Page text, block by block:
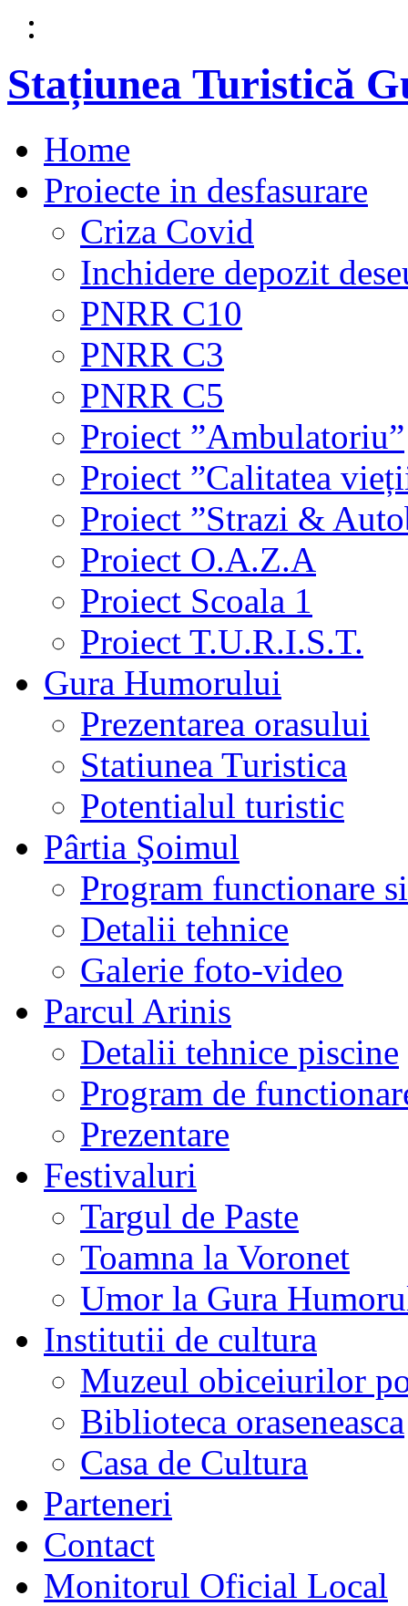
Stațiunea Turistică
Home
Proiecte in desfasurare
Criza Covid
Inchidere depozit
PNRR C10
PNRR C3
PNRR C5
Proiect ”Ambulatoriu”
Proiect ”Calitatea
Proiect ”Strazi &
Proiect O.A.Z.A
Proiect Scoala 1
Proiect T.U.R.I.S.T.
Gura Humorului
Prezentarea orasului
Statiunea Turistica
Potentialul turistic
Pârtia Şoimul
Program functionare
Detalii tehnice
Galerie foto-video
Parcul Arinis
Detalii tehnice piscine
Program de
Prezentare
Festivaluri
Targul de Paste
Toamna la Voronet
Umor la Gura
Institutii de cultura
Muzeul obiceiurilor
Biblioteca oraseneasca
Casa de Cultura
Parteneri
Contact
Monitorul Oficial Local